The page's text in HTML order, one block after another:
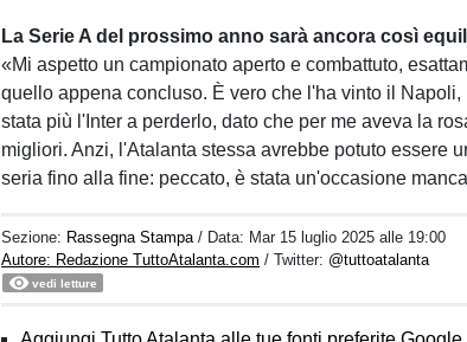
La Serie A del prossimo anno sarà ancora così
«Mi aspetto un campionato aperto e combattuto,
quello appena concluso. È vero che l'ha vinto il Napoli,
stata più l'Inter a perderlo, dato che per me aveva la
migliori. Anzi, l'Atalanta stessa avrebbe potuto essere
seria fino alla fine: peccato, è stata un'occasione
Sezione: Rassegna Stampa / Data: Mar 15 luglio 2025 alle 19:00
Autore: Redazione TuttoAtalanta.com / Twitter: @tuttoatalanta
vedi letture